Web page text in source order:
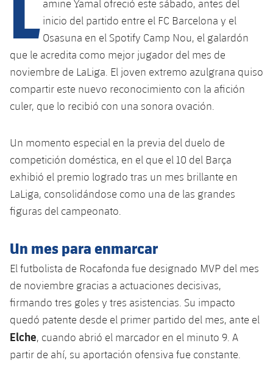
plusicon
más
Instalaciones
Spotify Camp Nou
Palau Blaugrana
Estadi Johan Cruyff
La Masia
plusicon
más
Servicios
Servicios Médicos
Accesibilidad
plusicon
más
Acreditaciones
Instalaciones
SUB13
SUB12
SUB11 A
SUB10 A
SUB10 B
SUB9 A
SUB8 A
SUB8 B
SUB13 B
SUB12 C
SUB11 C
Entradas
Gameday Shows
Resultados
Jugadores
Fotos
Historia
Palmarés
Base
Barça Atlètic
Junior
Cadete A
Infantil A
Infantil B
Mini
Campus Verano
PLUSICON
Primer Equipo
plusicon
más
Actualidad
Entradas
Resultados
Jugadores
Fotos
Historia
Barça Atlètic
plusicon
más
Calendario
Resultados
Jugadores
Fotos
Base
plusicon
más
Actualidad
Juvenil
Cadete B
Infantil A
Infantil B
PLUSICON
MÁS
plusicon
más
Calendario
Entradas
Resultados
Clasificaciones
Actualidad
Calendario
Resultados
Jugadores
Base
Actualidad
Juvenil
Campus Verano
PLUSICON
MÁS
amine Yamal ofreció este sábado, antes del
inicio del partido entre el FC Barcelona y el
Osasuna en el Spotify Camp Nou, el galardón
que le acredita como mejor jugador del mes de
noviembre de LaLiga. El joven extremo azulgrana quiso
compartir este nuevo reconocimiento con la afición
culer, que lo recibió con una sonora ovación.
Un momento especial en la previa del duelo de
competición doméstica, en el que el 10 del Barça
exhibió el premio logrado tras un mes brillante en
LaLiga, consolidándose como una de las grandes
figuras del campeonato.
Un mes para enmarcar
El futbolista de Rocafonda fue designado MVP del mes
de noviembre gracias a actuaciones decisivas,
firmando tres goles y tres asistencias. Su impacto
quedó patente desde el primer partido del mes, ante el
Elche, cuando abrió el marcador en el minuto 9. A
partir de ahí, su aportación ofensiva fue constante.